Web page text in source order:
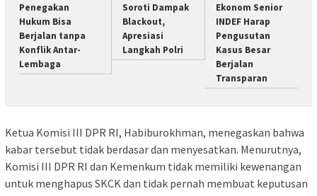
Penegakan
Hukum Bisa
Berjalan tanpa
Konflik Antar-
Lembaga
Soroti Dampak
Blackout,
Apresiasi
Langkah Polri
Ekonom Senior
INDEF Harap
Pengusutan
Kasus Besar
Berjalan
Transparan
Ketua Komisi III DPR RI, Habiburokhman, menegaskan bahwa
kabar tersebut tidak berdasar dan menyesatkan. Menurutnya,
Komisi III DPR RI dan Kemenkum tidak memiliki kewenangan
untuk menghapus SKCK dan tidak pernah membuat keputusan